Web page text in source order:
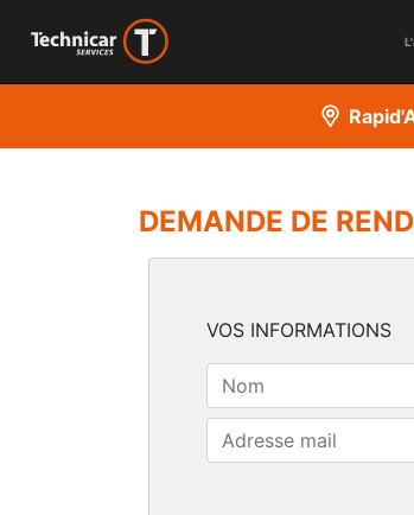
DEMANDE DE
VOS INFORMATIONS